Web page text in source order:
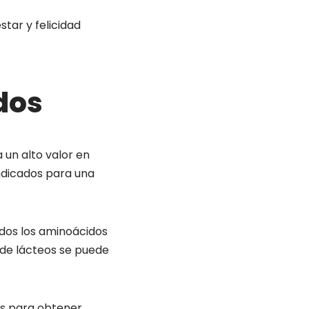
y felicidad
un alto valor en
para una
los aminoácidos
lácteos se puede